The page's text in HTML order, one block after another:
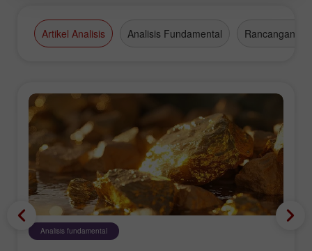
Artikel Analisis Analisis Fundamental Rancangan
Analisis fundamental